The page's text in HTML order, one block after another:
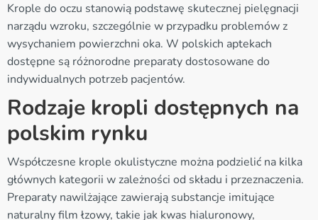
Krople do oczu stanowią podstawę skutecznej pielęgnacji
narządu wzroku, szczególnie w przypadku problemów z
wysychaniem powierzchni oka. W polskich aptekach
dostępne są różnorodne preparaty dostosowane do
indywidualnych potrzeb pacjentów.
Rodzaje kropli dostępnych na
polskim rynku
Współczesne krople okulistyczne można podzielić na kilka
głównych kategorii w zależności od składu i przeznaczenia.
Preparaty nawilżające zawierają substancje imitujące
naturalny film łzowy, takie jak kwas hialuronowy,